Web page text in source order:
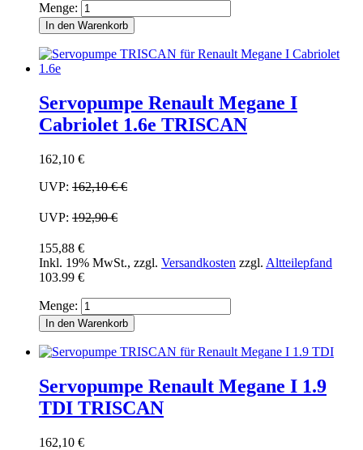
Menge:
In den Warenkorb
Servopumpe Renault Megane I
Cabriolet 1.6e TRISCAN
162,10 €
UVP: 162,10 €€
UVP: 192,90 €
155,88 €
Inkl. 19% MwSt., zzgl. Versandkosten zzgl. Altteilepfand
103.99 €
Menge:
In den Warenkorb
Servopumpe Renault Megane I 1.9
TDI TRISCAN
162,10 €